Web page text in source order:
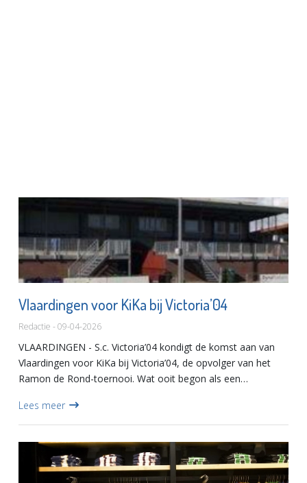
Vlaardingen voor KiKa bij Victoria’04
Redactie - 09-04-2026
VLAARDINGEN - S.c. Victoria’04 kondigt de komst aan van
Vlaardingen voor KiKa bij Victoria’04, de opvolger van het
Ramon de Rond-toernooi. Wat ooit begon als een
tot een g...
Lees meer